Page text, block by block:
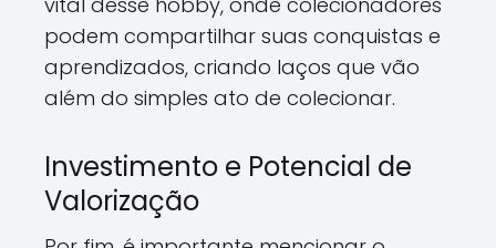
podem compartilhar suas conquistas e
aprendizados, criando laços que vão
além do simples ato de colecionar.
Investimento e Potencial de
Valorização